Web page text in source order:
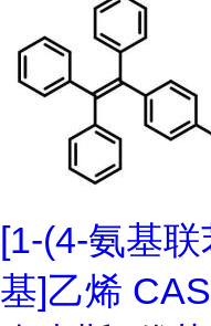
[1-(4-氨基
基]乙烯